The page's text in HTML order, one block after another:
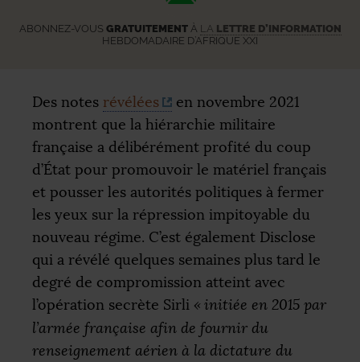
ABONNEZ-VOUS GRATUITEMENTÀ LA LETTRE D’INFORMATION
HEBDOMADAIRE D’AFRIQUE XXI
Des notes révélées
en novembre 2021
montrent que la hiérarchie militaire
française a délibérément profité du coup
d’État pour promouvoir le matériel français
et pousser les autorités politiques à fermer
les yeux sur la répression impitoyable du
nouveau régime. C’est également Disclose
qui a révélé quelques semaines plus tard le
degré de compromission atteint avec
l’opération secrète Sirli « initiée en 2015 par
l’armée française afin de fournir du
renseignement aérien à la dictature du